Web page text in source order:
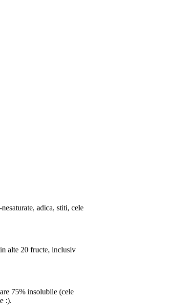
adica, stiti, cele
alte 20 fructe, inclusiv
75% insolubile (cele
:).